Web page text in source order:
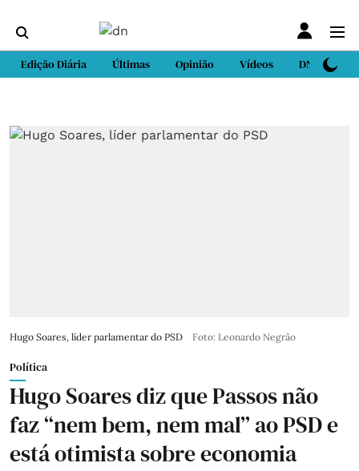
Edição Diária Últimas Opinião Vídeos DN Sport
Hugo Soares, líder parlamentar do PSD Foto: Leonardo Negrão
Política
Hugo Soares diz que Passos não
faz “nem bem, nem mal” ao PSD e
está otimista sobre economia